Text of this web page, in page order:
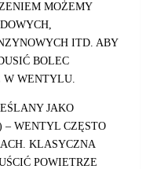
MOŻEMY
ITD. ABY
BOLEC
W WENTYLU.
JAKO
– WENTYL CZĘSTO
KLASYCZNA
POWIETRZE